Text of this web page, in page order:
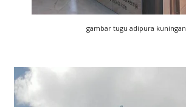
gambar tugu adipura kuningan